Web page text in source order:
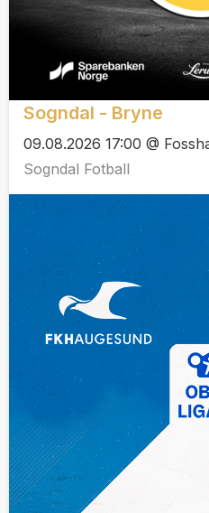
Sogndal - Bryne
09.08.2026 17:00 @
Sogndal Fotball